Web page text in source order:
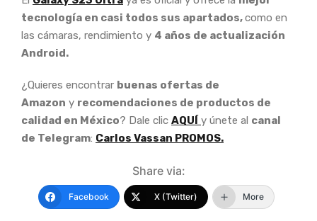
tecnología en casi todos sus apartados,como en
las cámaras, rendimiento y 4 años de actualización
Android.
¿Quieres encontrar buenas ofertas de
Amazon y recomendaciones de productos de
calidad en México? Dale clic AQUÍ y únete al canal
de Telegram: Carlos Vassan PROMOS.
Share via:
Facebook X (Twitter) More